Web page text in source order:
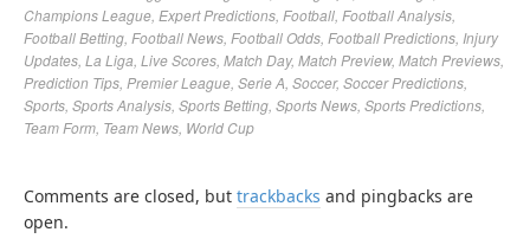
Champions League Expert Predictions Football Football Analysis
Football Betting Football News Football Odds Football Predictions Injury
Updates La Liga Live Scores Match Day, Match Preview, Match Previews
Prediction Tips Premier League Serie A Soccer, Soccer Predictions
Sports Sports Analysis Sports Betting Sports News Sports Predictions
Team Form Team News World Cup
Comments are closed, but trackbacks and pingbacks are
open.